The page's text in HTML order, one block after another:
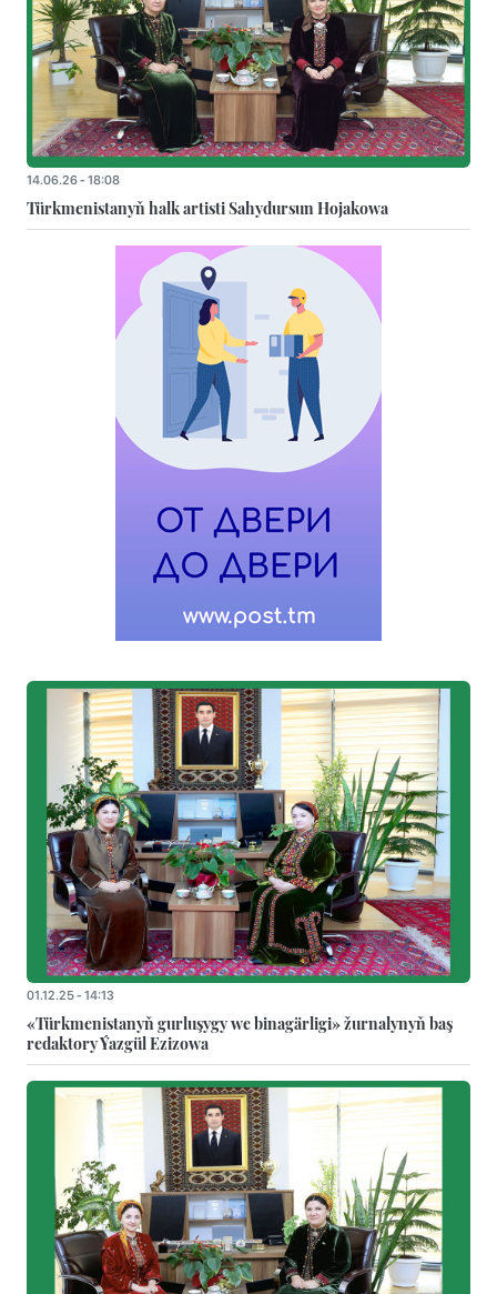
14.06.26 - 18:08
Türkmenistanyň halk artisti Sahydursun Hojakowa
01.12.25 - 14:13
«Türkmenistanyň gurluşygy we binagärligi» žurnalynyň baş
redaktory Ýazgül Ezizowa